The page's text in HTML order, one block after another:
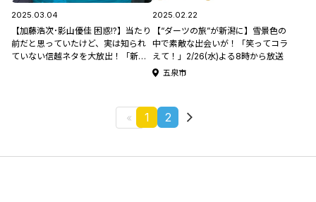
2025.03.04
【加藤浩次･影山優佳 困惑!?】当たり
前だと思っていたけど、実は知られ
ていない信越ネタを大放出！「新潟×
2025.02.22
【“ダーツの旅”が新潟に】雪景色の
中で素敵な出会いが！「笑ってコラ
えて！」2/26(水)よる8時から放送
五泉市
1 2